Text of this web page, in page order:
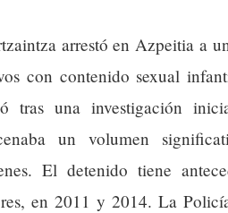
arrestó en Azpeitia a
con contenido sexual
tras una investigación
un volumen
El detenido tiene
en 2011 y 2014. La